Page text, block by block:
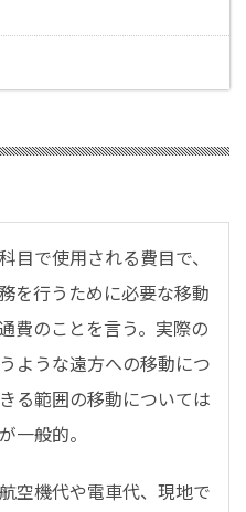
目で使用される費目で、
を行うために必要な移動
費のことを言う。実際の
ような遠方への移動につ
る範囲の移動については
一般的。
空機代や電車代、現地で